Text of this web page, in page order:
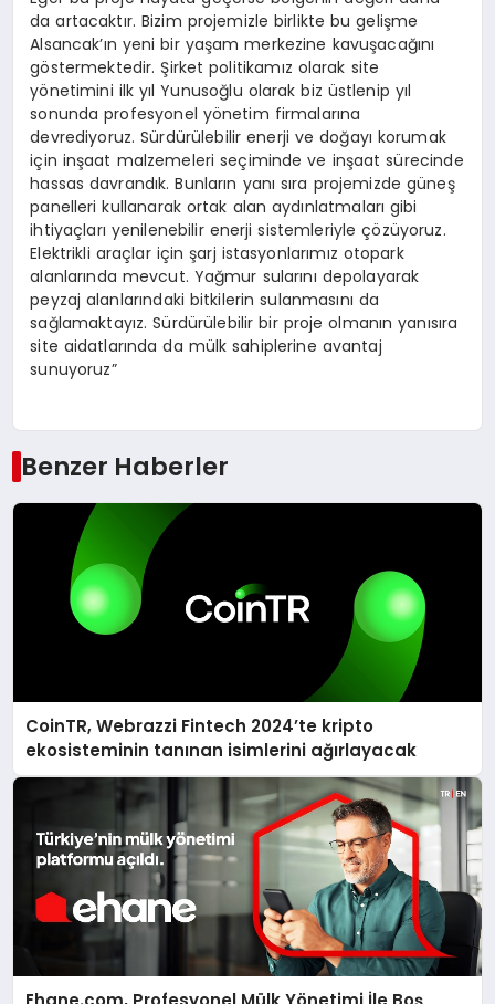
da artacaktır. Bizim projemizle birlikte bu gelişme
Alsancak’ın yeni bir yaşam merkezine kavuşacağını
göstermektedir. Şirket politikamız olarak site
yönetimini ilk yıl Yunusoğlu olarak biz üstlenip yıl
sonunda profesyonel yönetim firmalarına
devrediyoruz. Sürdürülebilir enerji ve doğayı korumak
için inşaat malzemeleri seçiminde ve inşaat sürecinde
hassas davrandık. Bunların yanı sıra projemizde güneş
panelleri kullanarak ortak alan aydınlatmaları gibi
ihtiyaçları yenilenebilir enerji sistemleriyle çözüyoruz.
Elektrikli araçlar için şarj istasyonlarımız otopark
alanlarında mevcut. Yağmur sularını depolayarak
peyzaj alanlarındaki bitkilerin sulanmasını da
sağlamaktayız. Sürdürülebilir bir proje olmanın yanısıra
site aidatlarında da mülk sahiplerine avantaj
sunuyoruz”
Benzer Haberler
CoinTR, Webrazzi Fintech 2024’te kripto
ekosisteminin tanınan isimlerini ağırlayacak